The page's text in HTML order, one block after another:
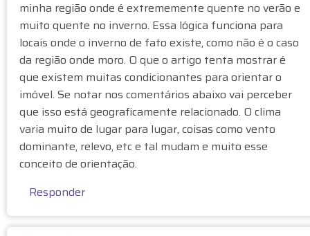
E
"
p
o
A
l
e
x
a
n
e
(
e
N
o
r
t
e
.
.
.
p
r
e
s
p
o
s
t
a
à
A
N
minha região onde é extrememente quente no verão e
muito quente no inverno. Essa lógica funciona para
locais onde o inverno de fato existe, como não é o caso
da região onde moro. O que o artigo tenta mostrar é
que existem muitas condicionantes para orientar o
imóvel. Se notar nos comentários abaixo vai perceber
que isso está geograficamente relacionado. O clima
varia muito de lugar para lugar, coisas como vento
dominante, relevo, etc e tal mudam e muito esse
conceito de orientação.
Responder